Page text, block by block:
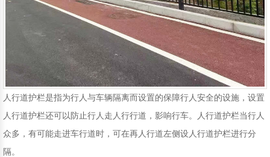
人行道护栏是指为行人与车辆隔离而设置的保障行人安全的设施，设置
人行道护栏还可以防止行人走人行行道，影响行车。人行道护栏当行人
众多，有可能走进车行道时，可在再人行道左侧设人行道护栏进行分
隔。